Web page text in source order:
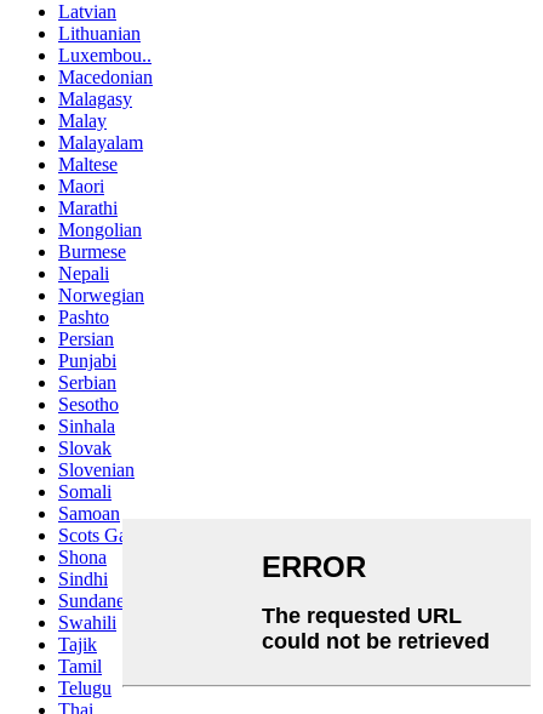
Latvian
Lithuanian
Luxembou..
Macedonian
Malagasy
Malay
Malayalam
Maltese
Maori
Marathi
Mongolian
Burmese
Nepali
Norwegian
Pashto
Persian
Punjabi
Serbian
Sesotho
Sinhala
Slovak
Slovenian
Somali
Samoan
Scots Gaelic
Shona
Sindhi
Sundanese
Swahili
Tajik
Tamil
Telugu
Thai